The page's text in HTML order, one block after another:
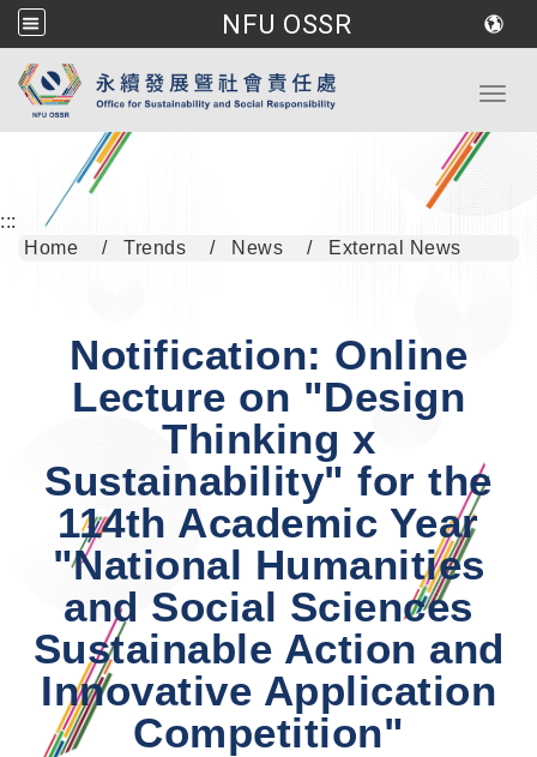
NFU OSSR
Go to main content
:::
Home
Trends News External News
Notification: Online
Lecture on "Design
Thinking x
Sustainability" for the
114th Academic Year
"National Humanities
and Social Sciences
Sustainable Action and
Innovative Application
Competition"